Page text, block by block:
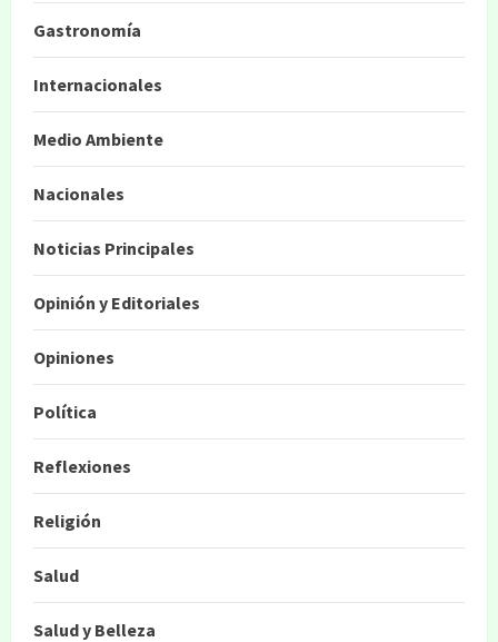
Gastronomía
Internacionales
Medio Ambiente
Nacionales
Noticias Principales
Opinión y Editoriales
Opiniones
Política
Reflexiones
Religión
Salud
Salud y Belleza